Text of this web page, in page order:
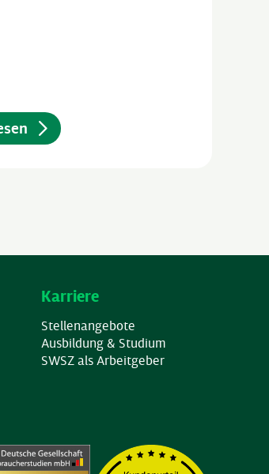
Karriere
Stellenangebote
Ausbildung & Studium
SWSZ als Arbeitgeber